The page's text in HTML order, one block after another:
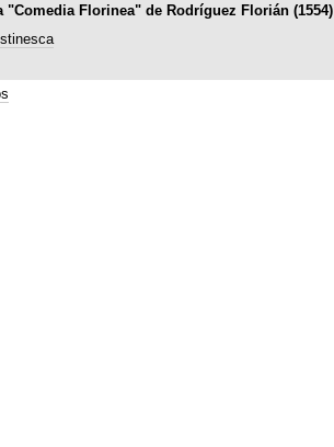
Florinea" de Rodríguez Florián (1554)